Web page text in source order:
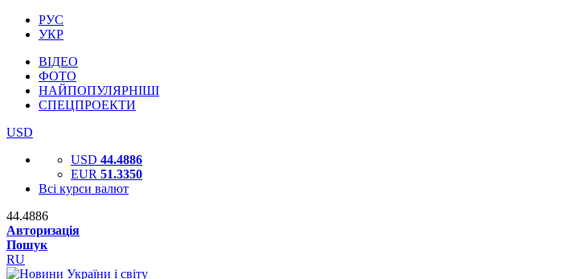
РУС
УКР
ВІДЕО
ФОТО
НАЙПОПУЛЯРНІШІ
СПЕЦПРОЕКТИ
USD
USD 44.4886
EUR 51.3350
Всі курси валют
44.4886
Авторизація
Пошук
RU